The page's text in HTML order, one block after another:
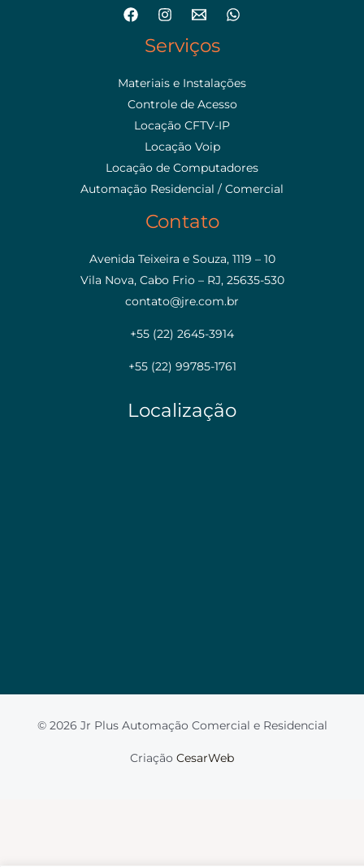
Não aceito
Aceito
Serviços
Materiais e Instalações
Controle de Acesso
Locação CFTV-IP
Locação Voip
Locação de Computadores
Automação Residencial / Comercial
Contato
Avenida Teixeira e Souza, 1119 – 10
Vila Nova, Cabo Frio – RJ, 25635-530
contato@jre.com.br
+55 (22) 2645-3914
+55 (22) 99785-1761
Localização
© 2026 Jr Plus Automação Comercial e Residencial
Criação CesarWeb
Fale Conosco